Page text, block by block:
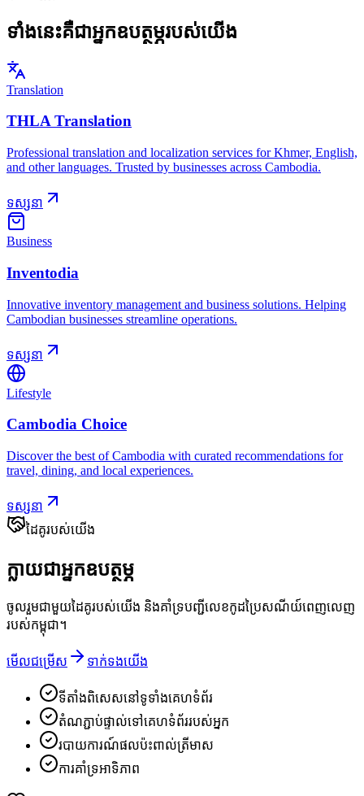
ទាំងនេះគឺជាអ្នកឧបត្ថម្ភរបស់យើង
Translation
THLA Translation
Professional translation and localization services for Khmer, English,
and other languages. Trusted by businesses across Cambodia.
ទស្សនា
Business
Inventodia
Innovative inventory management and business solutions. Helping
Cambodian businesses streamline operations.
ទស្សនា
Lifestyle
Cambodia Choice
Discover the best of Cambodia with curated recommendations for
travel, dining, and local experiences.
ទស្សនា
ដៃគូរបស់យើង
ក្លាយជាអ្នកឧបត្ថម្ភ
ចូលរួមជាមួយដៃគូរបស់យើង និងគាំទ្របញ្ជីលេខកូដប្រៃសណីយ៍ពេញលេញ
របស់កម្ពុជា។
មើលជម្រើស ទាក់ទងយើង
ទីតាំងពិសេសនៅទូទាំងគេហទំព័រ
តំណភ្ជាប់ផ្ទាល់ទៅគេហទំព័ររបស់អ្នក
របាយការណ៍ផលប៉ះពាល់ត្រីមាស
ការគាំទ្រអាទិភាព